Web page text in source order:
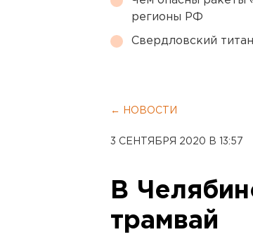
регионы РФ
Свердловский
← НОВОСТИ
3 СЕНТЯБРЯ 2020 В 13:57
В
трамвай